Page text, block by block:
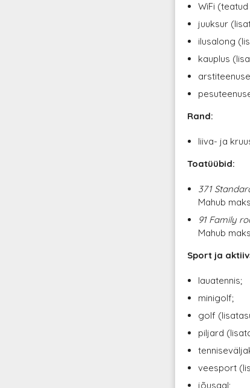
WiFi
juuksur
ilusalong
kauplus
Rand:
liiva- ja
Toatüübid:
371
Mahub
91 Family
Mahub
Sport ja
lauatennis;
minigolf;
golf
piljard
veesport
jõusaal;